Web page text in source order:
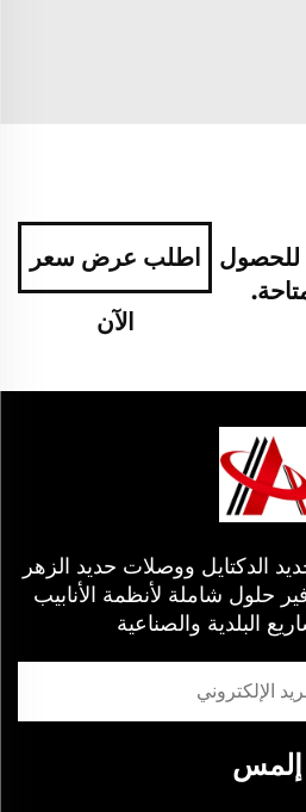
للحصول
اطلب عرض سعر
الآن
الدكتايل ووصلات حديد الزهر
حلول شاملة لأنظمة الأنابيب
البلدية والصناعية
إلمس